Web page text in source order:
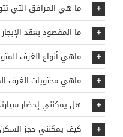
ما هي المرافق التي
ما المقصود بعقد
ماهي أنواع الغرف
ماهي محتويات الغرف
هل يمكنني إحضار
كيف يمكنني حجز